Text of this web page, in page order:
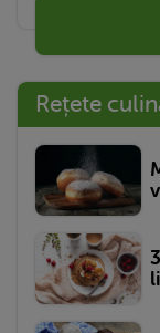
Rețete